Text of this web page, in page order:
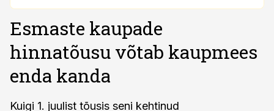
Esmaste kaupade
hinnatõusu võtab kaupmees
enda kanda
Kuigi 1. juulist tõusis seni kehtinud